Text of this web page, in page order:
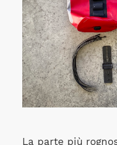
La parte più